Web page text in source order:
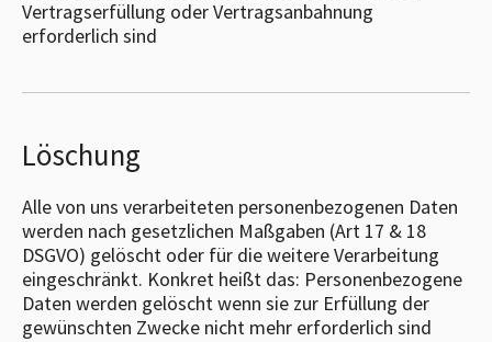
Vertragserfüllung oder Vertragsanbahnung
erforderlich sind
Löschung
Alle von uns verarbeiteten personenbezogenen Daten
werden nach gesetzlichen Maßgaben (Art 17 & 18
DSGVO) gelöscht oder für die weitere Verarbeitung
eingeschränkt. Konkret heißt das: Personenbezogene
Daten werden gelöscht wenn sie zur Erfüllung der
gewünschten Zwecke nicht mehr erforderlich sind